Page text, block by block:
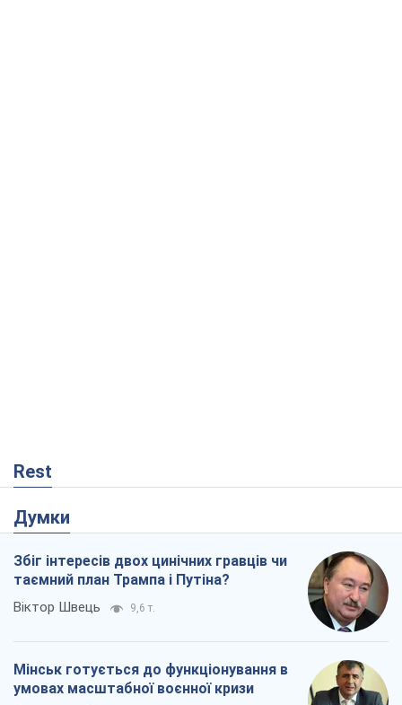
Rest
Думки
Збіг інтересів двох цинічних гравців чи
таємний план Трампа і Путіна?
Віктор Швець 9,6 т.
Мінськ готується до функціонування в
умовах масштабної воєнної кризи